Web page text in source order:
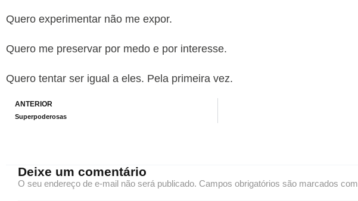
Quero experimentar não me expor.
Quero me preservar por medo e por interesse.
Quero tentar ser igual a eles. Pela primeira vez.
Prev
ANTERIOR
Superpoderosas
Deixe um comentário
O seu endereço de e-mail não será publicado. Campos obrigatórios são marcados com